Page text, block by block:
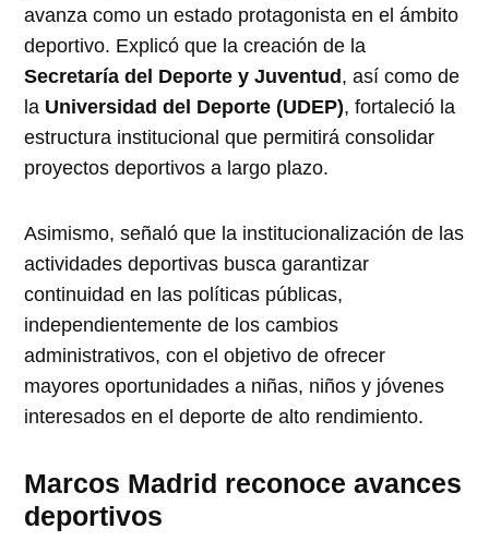
avanza como un estado protagonista en el ámbito
deportivo. Explicó que la creación de la
Secretaría del Deporte y Juventud, así como de
la Universidad del Deporte (UDEP), fortaleció la
estructura institucional que permitirá consolidar
proyectos deportivos a largo plazo.
Asimismo, señaló que la institucionalización de las
actividades deportivas busca garantizar
continuidad en las políticas públicas,
independientemente de los cambios
administrativos, con el objetivo de ofrecer
mayores oportunidades a niñas, niños y jóvenes
interesados en el deporte de alto rendimiento.
Marcos Madrid reconoce avances
deportivos